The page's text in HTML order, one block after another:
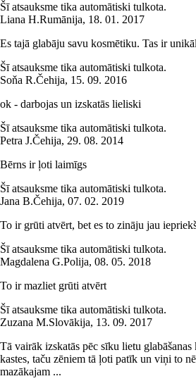
Šī atsauksme tika automātiski tulkota.
Liana H.Rumānija, 18. 01. 2017
Es tajā glabāju savu kosmētiku. Tas ir
Šī atsauksme tika automātiski tulkota.
Soňa R.Čehija, 15. 09. 2016
ok - darbojas un izskatās lieliski
Šī atsauksme tika automātiski tulkota.
Petra J.Čehija, 29. 08. 2014
Bērns ir ļoti laimīgs
Šī atsauksme tika automātiski tulkota.
Jana B.Čehija, 07. 02. 2019
To ir grūti atvērt, bet es to zināju jau
Šī atsauksme tika automātiski tulkota.
Magdalena G.Polija, 08. 05. 2018
To ir mazliet grūti atvērt
Šī atsauksme tika automātiski tulkota.
Zuzana M.Slovākija, 13. 09. 2017
Tā vairāk izskatās pēc sīku lietu glabāšanas
kastes, taču zēniem tā ļoti patīk un viņi to
mazākajam ...